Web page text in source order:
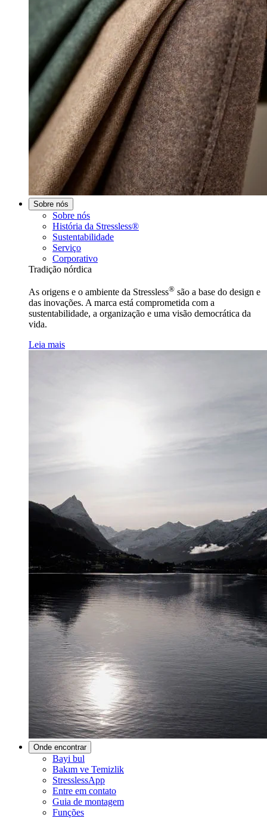
Sobre nós
Sobre nós
História da Stressless®
Sustentabilidade
Serviço
Corporativo
Tradição nórdica
As origens e o ambiente da Stressless® são a base do design e
das inovações. A marca está comprometida com a
sustentabilidade, a organização e uma visão democrática da
vida.
Leia mais
Onde encontrar
Bayi bul
Bakım ve Temizlik
StresslessApp
Entre em contato
Guia de montagem
Funções